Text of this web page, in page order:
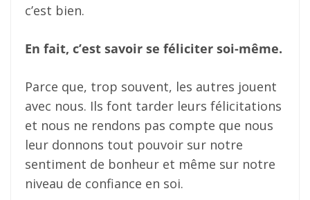
c’est bien.
En fait, c’est savoir se féliciter soi-même.
Parce que, trop souvent, les autres jouent
avec nous. Ils font tarder leurs félicitations
et nous ne rendons pas compte que nous
leur donnons tout pouvoir sur notre
sentiment de bonheur et même sur notre
niveau de confiance en soi.